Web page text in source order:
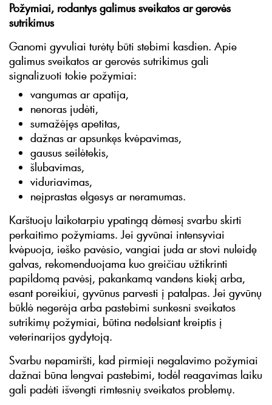
Požymiai, rodantys galimus sveikatos ar gerovės
sutrikimus
Ganomi gyvuliai turėtų būti stebimi kasdien. Apie
galimus sveikatos ar gerovės sutrikimus gali
signalizuoti tokie požymiai:
vangumas ar apatija,
nenoras judėti,
sumažėjęs apetitas,
dažnas ar apsunkęs kvėpavimas,
gausus seilėtekis,
šlubavimas,
viduriavimas,
neįprastas elgesys ar neramumas.
Karštuoju laikotarpiu ypatingą dėmesį svarbu skirti
perkaitimo požymiams. Jei gyvūnai intensyviai
kvėpuoja, ieško pavėsio, vangiai juda ar stovi nuleidę
galvas, rekomenduojama kuo greičiau užtikrinti
papildomą pavėsį, pakankamą vandens kiekį arba,
esant poreikiui, gyvūnus parvesti į patalpas. Jei gyvūnų
būklė negerėja arba pastebimi sunkesni sveikatos
sutrikimų požymiai, būtina nedelsiant kreiptis į
veterinarijos gydytoją.
Svarbu nepamiršti, kad pirmieji negalavimo požymiai
dažnai būna lengvai pastebimi, todėl reagavimas laiku
gali padėti išvengti rimtesnių sveikatos problemų.